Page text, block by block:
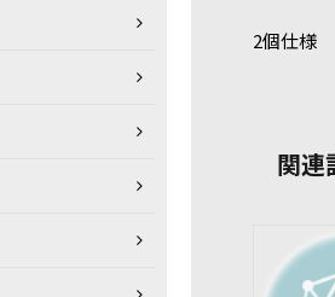
2個仕様
関連